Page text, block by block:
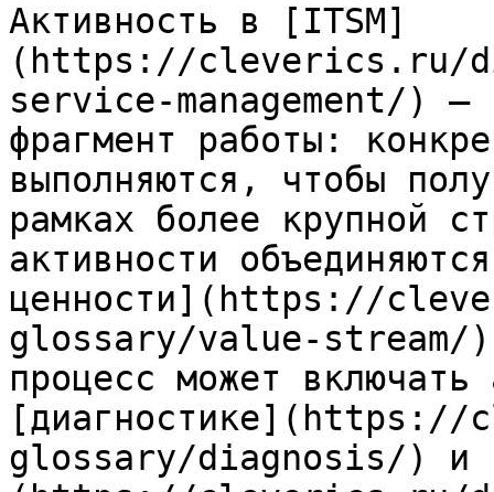
Активность в [ITSM]
(https://cleverics.ru/
service-management/) —
фрагмент работы:
выполняются, чтобы
рамках более крупной
активности
ценности](https://
glossary/value-stream/)
процесс может
glossary/diagnosis/) и